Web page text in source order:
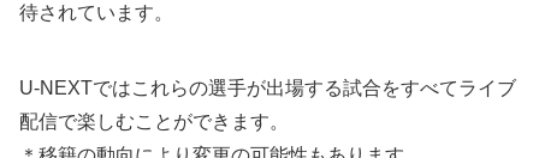
待されています。
U-NEXTではこれらの選手が出場する試合をすべてライブ
配信で楽しむことができます。